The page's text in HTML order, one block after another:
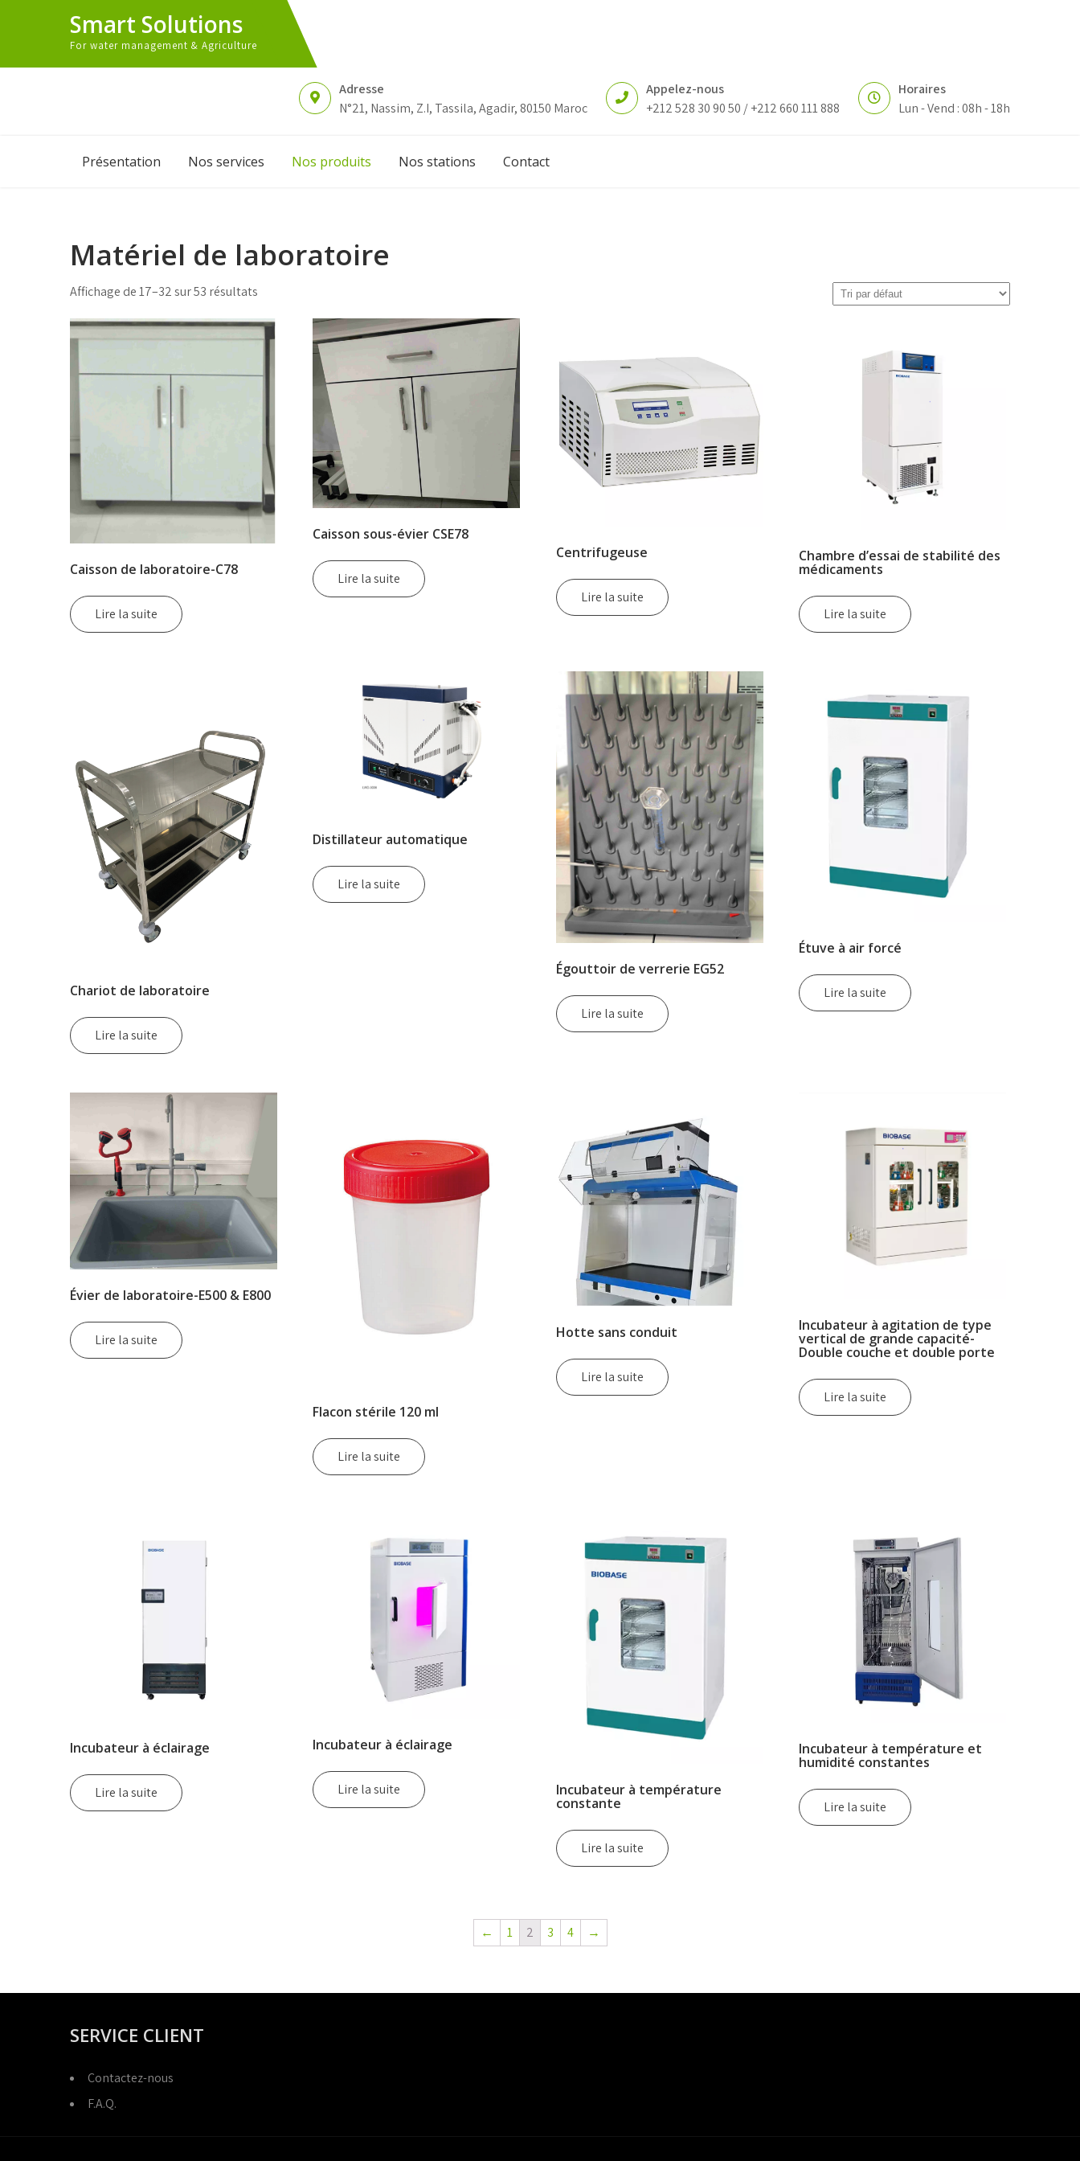
Smart Solutions
For water management & Agriculture
Adresse
N°21, Nassim, Z.I, Tassila, Agadir, 80150 Maroc
Appelez-nous
+212 528 30 90 50 / +212 660 111 888
Horaires
Lun - Vend : 08h - 18h
Présentation Nos services Nos produits Nos stations Contact
Matériel de laboratoire
Affichage de 17–32 sur 53 résultats
Caisson de laboratoire-C78
Lire la suite
Caisson sous-évier CSE78
Lire la suite
Centrifugeuse
Lire la suite
Chambre d’essai de stabilité des
médicaments
Lire la suite
Chariot de laboratoire
Lire la suite
Distillateur automatique
Lire la suite
Égouttoir de verrerie EG52
Lire la suite
Étuve à air forcé
Lire la suite
Évier de laboratoire-E500 & E800
Lire la suite
Flacon stérile 120 ml
Lire la suite
Hotte sans conduit
Lire la suite
Incubateur à agitation de type
vertical de grande capacité-
Double couche et double porte
Lire la suite
Incubateur à éclairage
Lire la suite
Incubateur à éclairage
Lire la suite Incubateur à température
constante
Lire la suite
Incubateur à température et
humidité constantes
Lire la suite
← 1 2 3 4 →
SERVICE CLIENT
Contactez-nous
F.A.Q.